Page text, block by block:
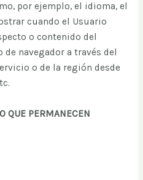
por ejemplo, el idioma, el
cuando el Usuario
o contenido del
navegador a través del
o de la región desde
QUE PERMANECEN